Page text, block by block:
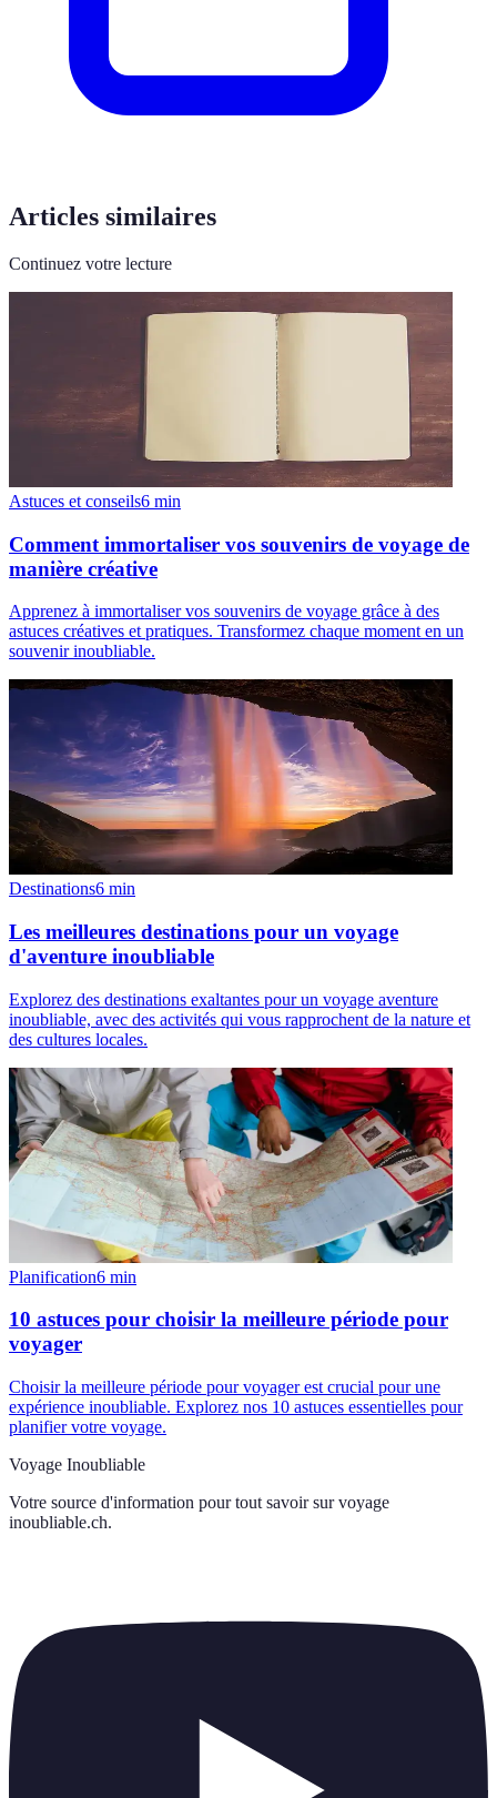
Articles similaires
Continuez votre lecture
Astuces et conseils6 min
Comment immortaliser vos souvenirs de voyage de
manière créative
Apprenez à immortaliser vos souvenirs de voyage grâce à des
astuces créatives et pratiques. Transformez chaque moment en un
souvenir inoubliable.
Destinations6 min
Les meilleures destinations pour un voyage
d'aventure inoubliable
Explorez des destinations exaltantes pour un voyage aventure
inoubliable, avec des activités qui vous rapprochent de la nature et
des cultures locales.
Planification6 min
10 astuces pour choisir la meilleure période pour
voyager
Choisir la meilleure période pour voyager est crucial pour une
expérience inoubliable. Explorez nos 10 astuces essentielles pour
planifier votre voyage.
Voyage Inoubliable
Votre source d'information pour tout savoir sur voyage
inoubliable.ch.